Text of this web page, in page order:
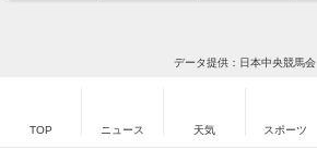
データ提供：日本中央競馬会
TOP ニュース 天気 スポーツ